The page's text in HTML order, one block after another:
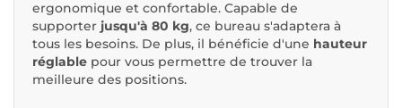
ergonomique et confortable. Capable de
supporter jusqu'à 80 kg, ce bureau s'adaptera à
tous les besoins. De plus, il bénéficie d'une hauteur
réglable pour vous permettre de trouver la
meilleure des positions.